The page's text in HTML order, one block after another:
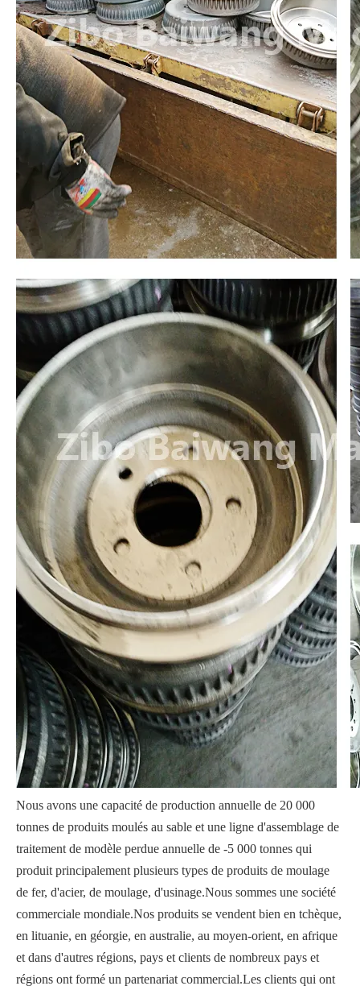
Nous avons une capacité de production annuelle de 20 000
tonnes de produits moulés au sable et une ligne d'assemblage de
traitement de modèle perdue annuelle de -5 000 tonnes qui
produit principalement plusieurs types de produits de moulage
de fer, d'acier, de moulage, d'usinage.Nous sommes une société
commerciale mondiale.Nos produits se vendent bien en tchèque,
en lituanie, en géorgie, en australie, au moyen-orient, en afrique
et dans d'autres régions, pays et clients de nombreux pays et
régions ont formé un partenariat commercial.Les clients qui ont